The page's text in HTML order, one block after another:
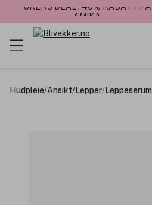
UKENS DEAL : 40% RABATT PÅ
AMIKA
Hudpleie/Ansikt/Lepper/Leppeserum